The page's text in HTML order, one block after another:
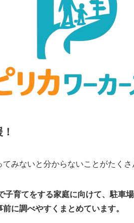
みないと分からないことがたくさ
子育てをする家庭に向けて、駐車
に調べやすくまとめています。